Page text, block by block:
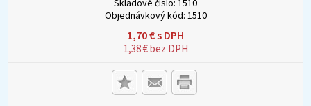
Skladové číslo: 1510
Objednávkový kód: 1510
1,70€s DPH
1,38€bez DPH